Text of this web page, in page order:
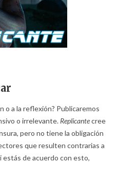
o a la reflexión? Publicaremos
o irrelevante. Replicantecree
pero no tiene la obligación
que resulten contrarias a
estás de acuerdo con esto,